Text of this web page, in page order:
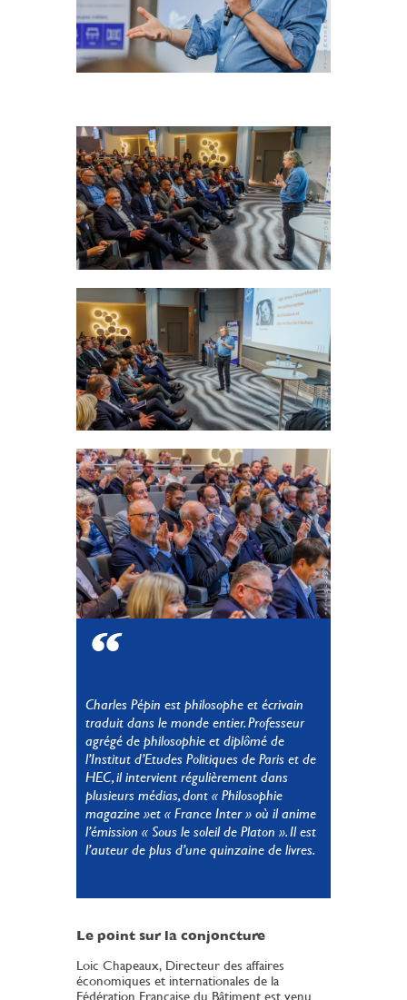
Charles Pépin est philosophe et écrivain
traduit dans le monde entier. Professeur
agrégé de philosophie et diplômé de
l’Institut d’Etudes Politiques de Paris et de
HEC, il intervient régulièrement dans
plusieurs médias, dont « Philosophie
magazine »et « France Inter » où il anime
l’émission « Sous le soleil de Platon ». Il est
l’auteur de plus d’une quinzaine de livres.
Le point sur la conjoncture
Loic Chapeaux, Directeur des affaires
économiques et internationales de la
Fédération Française du Bâtiment est venu